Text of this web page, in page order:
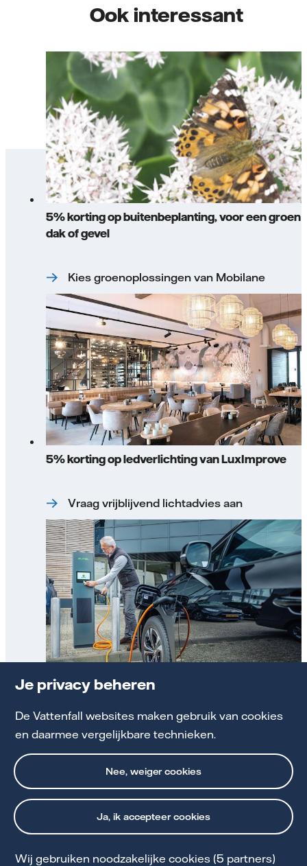
Je privacy beheren
De Vattenfall websites maken gebruik van cookies
en daarmee vergelijkbare technieken.
Ja, ik accepteer cookies
Nee, weiger cookies
Wij gebruiken noodzakelijke cookies (5 partners)
Ook interessant
5% korting op buitenbeplanting, voor een groen
dak of gevel
Kies groenoplossingen van Mobilane
5% korting op ledverlichting van LuxImprove
Vraag vrijblijvend lichtadvies aan
Zakelijke laadpalen voor je bedrijf als service
Bekijk zakelijke laadpalen